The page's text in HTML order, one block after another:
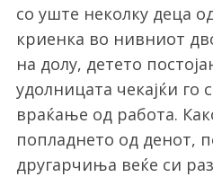
со уште неколку деца
криенка во нивниот
на долу, детето
удолницата чекајќи го
враќање од работа.
попладнето од денот,
другарчиња веќе си